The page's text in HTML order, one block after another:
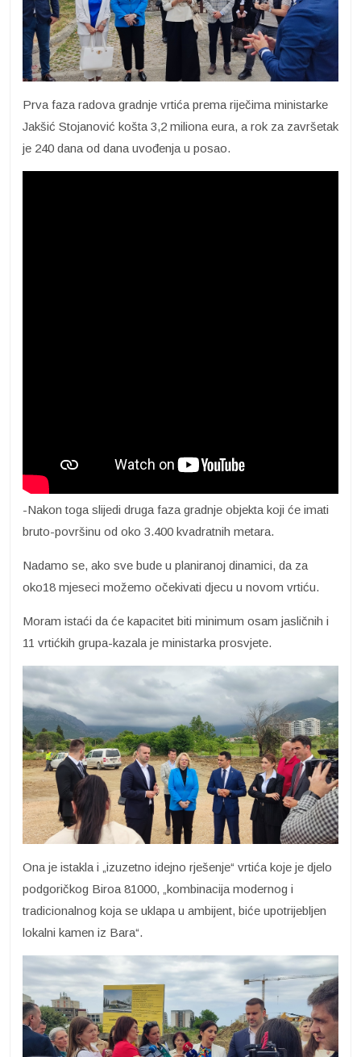
Prva faza radova gradnje vrtića prema riječima ministarke
Jakšić Stojanović košta 3,2 miliona eura, a rok za završetak
je 240 dana od dana uvođenja u posao.
-Nakon toga slijedi druga faza gradnje objekta koji će imati
bruto-površinu od oko 3.400 kvadratnih metara.
Nadamo se, ako sve bude u planiranoj dinamici, da za
oko18 mjeseci možemo očekivati djecu u novom vrtiću.
Moram istaći da će kapacitet biti minimum osam jasličnih i
11 vrtićkih grupa-kazala je ministarka prosvjete.
Ona je istakla i „izuzetno idejno rješenje“ vrtića koje je djelo
podgoričkog Biroa 81000, „kombinacija modernog i
tradicionalnog koja se uklapa u ambijent, biće upotrijebljen
lokalni kamen iz Bara“.